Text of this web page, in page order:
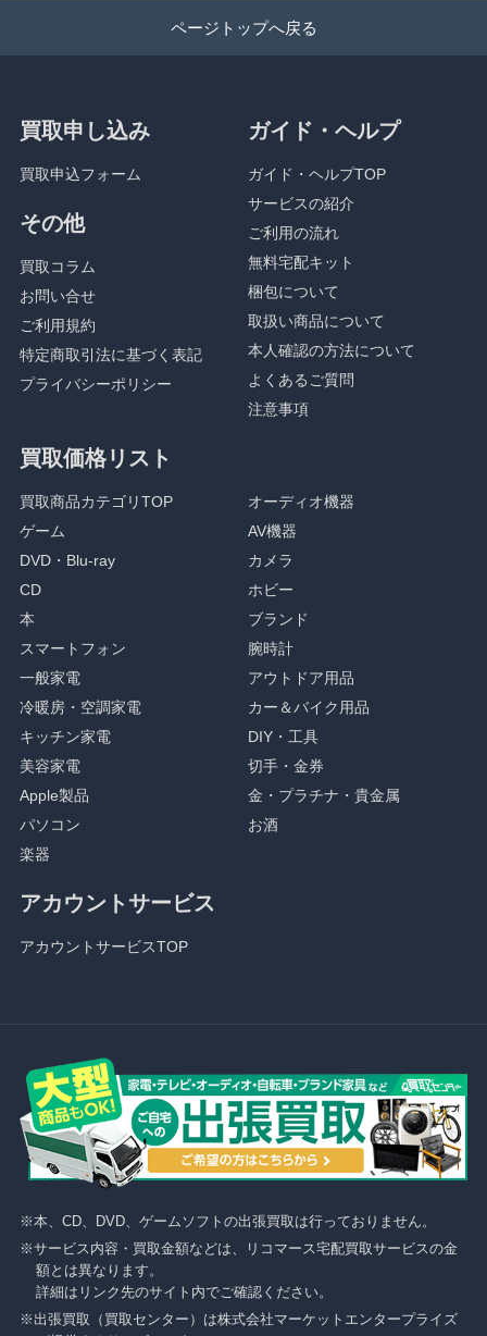
ページトップへ戻る
買取申し込み
買取申込フォーム
その他
買取コラム
お問い合せ
ご利用規約
特定商取引法に基づく表記
プライバシーポリシー
ガイド・ヘルプ
ガイド・ヘルプTOP
サービスの紹介
ご利用の流れ
無料宅配キット
梱包について
取扱い商品について
本人確認の方法について
よくあるご質問
注意事項
買取価格リスト
買取商品カテゴリTOP
ゲーム
DVD・Blu-ray
CD
本
スマートフォン
一般家電
冷暖房・空調家電
キッチン家電
美容家電
Apple製品
パソコン
楽器
オーディオ機器
AV機器
カメラ
ホビー
ブランド
腕時計
アウトドア用品
カー＆バイク用品
DIY・工具
切手・金券
金・プラチナ・貴金属
お酒
アカウントサービス
アカウントサービスTOP
本、CD、DVD、ゲームソフトの出張買取は行っておりません。
サービス内容・買取金額などは、リコマース宅配買取サービスの金
額とは異なります。
詳細はリンク先のサイト内でご確認ください。
出張買取（買取センター）は株式会社マーケットエンタープライズ